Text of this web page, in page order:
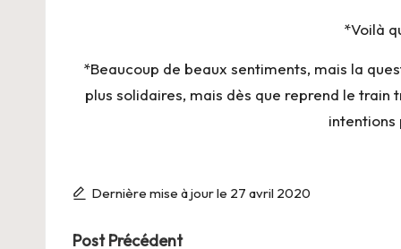
*Voilà
*Beaucoup de beaux sentiments, mais la
plus solidaires, mais dès que reprend le
intentions
Dernière mise à jour le 27 avril 2020
Post Précédent